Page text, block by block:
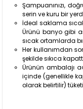
Şampuanınızı,
serin ve kuru bir
İdeal saklama
Ürünü banyo gibi
sıcak ortamlarda
Her kullanımdan
şekilde sıkıca
Ürünün ambalajı
içinde (genellikle
olarak belirtilir)